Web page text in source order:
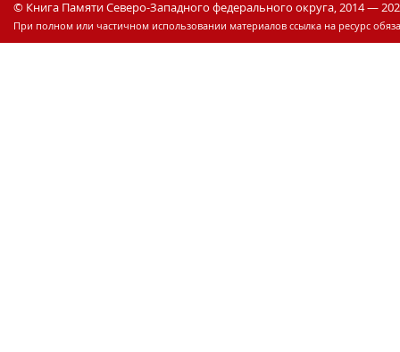
© Книга Памяти Северо-Западного федерального округа, 2014 —
При полном или частичном использовании материалов ссылка на ресурс